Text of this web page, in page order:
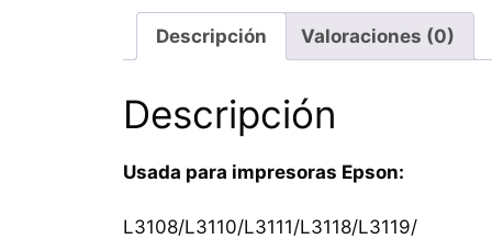
Descripción Valoraciones (0)
Descripción
Usada para impresoras Epson:
L3108/L3110/L3111/L3118/L3119/